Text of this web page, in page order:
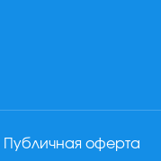
Публичная оферта